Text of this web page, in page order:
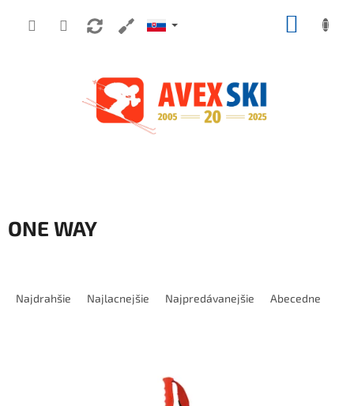
ONE WAY
Najdrahšie Najlacnejšie Najpredávanejšie Abecedne